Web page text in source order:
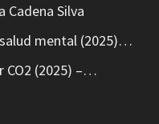
Cadena Silva
mental (2025)…
CO2 (2025) –…